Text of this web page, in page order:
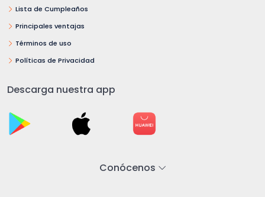
Lista de Cumpleaños
Principales ventajas
Términos de uso
Políticas de Privacidad
Descarga nuestra app
Conócenos